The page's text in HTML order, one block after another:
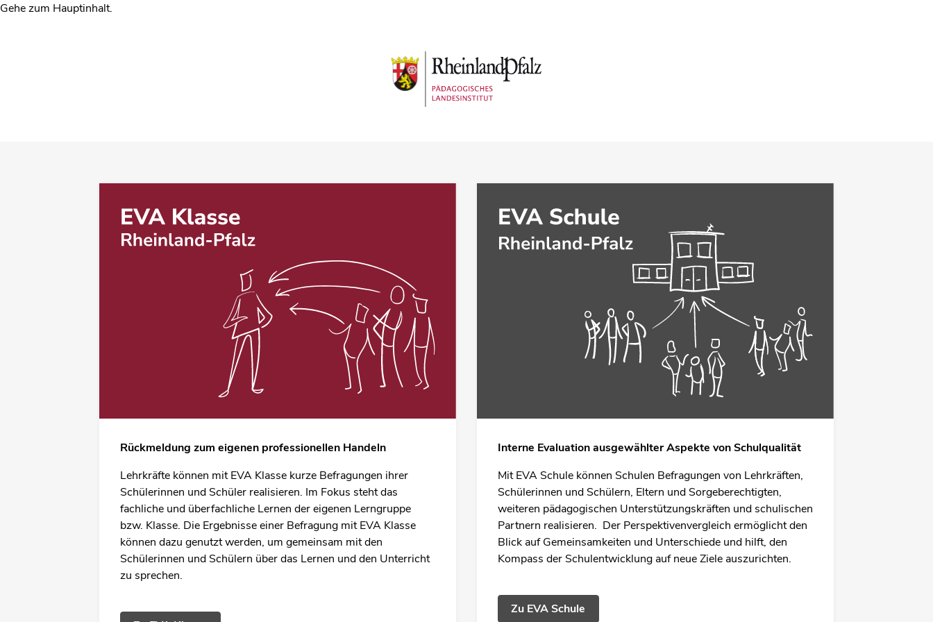
Gehe zum Hauptinhalt.
Rückmeldung zum eigenen professionellen Handeln
Lehrkräfte können mit EVA Klasse kurze Befragungen ihrer
Schülerinnen und Schüler realisieren. Im Fokus steht das
fachliche und überfachliche Lernen der eigenen Lerngruppe
bzw. Klasse. Die Ergebnisse einer Befragung mit EVA Klasse
können dazu genutzt werden, um gemeinsam mit den
Schülerinnen und Schülern über das Lernen und den Unterricht
zu sprechen.
Interne Evaluation ausgewählter Aspekte von Schulqualität
Mit EVA Schule können Schulen Befragungen von Lehrkräften,
Schülerinnen und Schülern, Eltern und Sorgeberechtigten,
weiteren pädagogischen Unterstützungskräften und schulischen
Partnern realisieren. Der Perspektivenvergleich ermöglicht den
Blick auf Gemeinsamkeiten und Unterschiede und hilft, den
Kompass der Schulentwicklung auf neue Ziele auszurichten.
Zu EVA Schule